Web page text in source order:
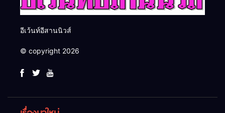
อีเว้นท์อีสานนิวส์
© copyright 2026